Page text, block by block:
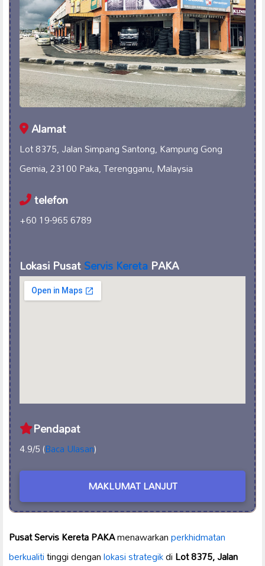
Alamat
Lot 8375, Jalan Simpang Santong, Kampung Gong
Gemia, 23100 Paka, Terengganu, Malaysia
telefon
+60 19-965 6789
Lokasi PusatServis KeretaPAKA
Pendapat
4.9/5 (Baca Ulasan)
MAKLUMAT LANJUT
Pusat Servis Kereta PAKAmenawarkanperkhidmatan
berkualititinggi denganlokasi strategikdiLot 8375, Jalan